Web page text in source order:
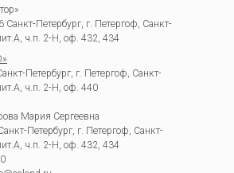
Петербург, г. Петергоф, Санкт-
ч.п. 2-Н, оф. 432, 434
Петербург, г. Петергоф, Санкт-
ч.п. 2-Н, оф. 440
Мария Сергеевна
Петербург, г. Петергоф, Санкт-
ч.п. 2-Н, оф. 432, 434